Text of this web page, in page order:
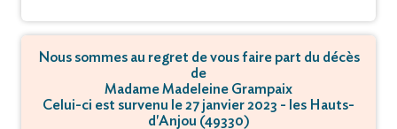
Nous sommes au regret de vous faire part du décès
de
Madame Madeleine Grampaix
Celui-ci est survenu le 27 janvier 2023 - les Hauts-
d'Anjou (49330)